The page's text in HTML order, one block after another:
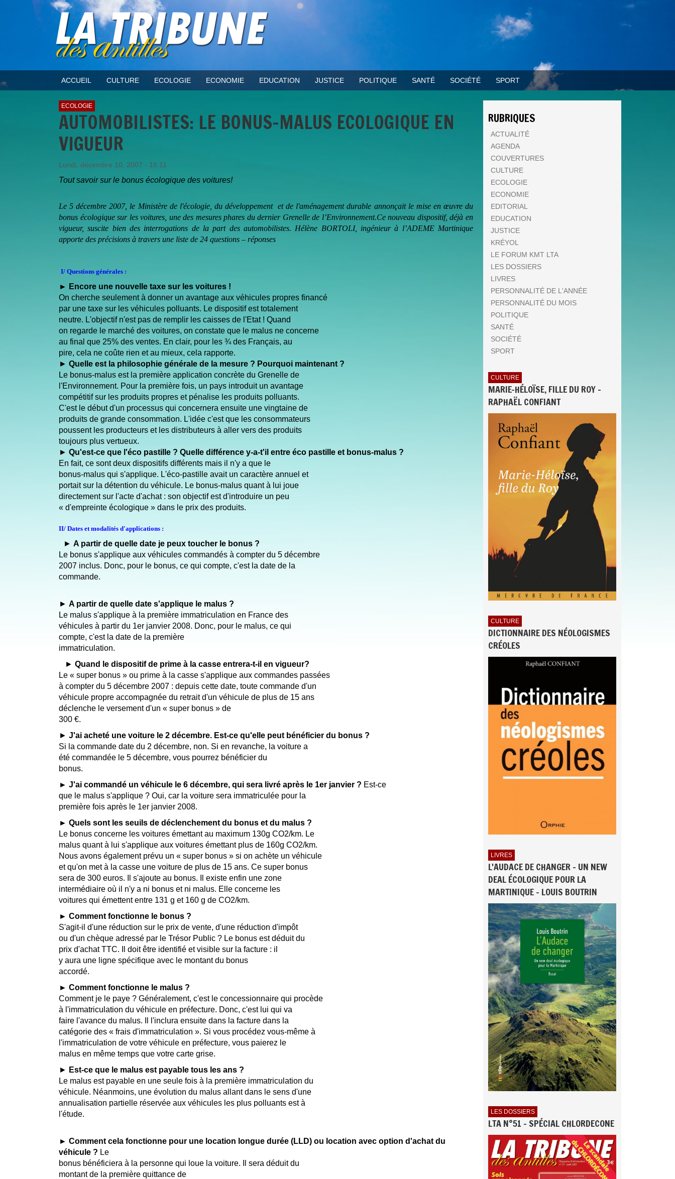
ACCUEIL CULTURE ECOLOGIE ECONOMIE EDUCATION JUSTICE POLITIQUE SANTÉ SOCIÉTÉ SPORT
ECOLOGIE
AUTOMOBILISTES: LE BONUS-MALUS ECOLOGIQUE EN
VIGUEUR
Lundi, décembre 10, 2007 - 16:11
Tout savoir sur le bonus écologique des voitures!
Le 5 décembre 2007, le Ministère de l'écologie, du développement et de l'aménagement durable annonçait le mise en œuvre du
bonus écologique sur les voitures, une des mesures phares du dernier Grenelle de l’Environnement.Ce nouveau dispositif, déjà en
vigueur, suscite bien des interrogations de la part des automobilistes. Hélène BORTOLI, ingénieur à l’ADEME Martinique
apporte des précisions à travers une liste de 24 questions – réponses
I/ Questions générales :
► Encore une nouvelle taxe sur les voitures !
On cherche seulement à donner un avantage aux véhicules propres financé
par une taxe sur les véhicules polluants. Le dispositif est totalement
neutre. L'objectif n'est pas de remplir les caisses de l'Etat ! Quand
on regarde le marché des voitures, on constate que le malus ne concerne
au final que 25% des ventes. En clair, pour les ¾ des Français, au
pire, cela ne coûte rien et au mieux, cela rapporte.
► Quelle est la philosophie générale de la mesure ? Pourquoi maintenant ?
Le bonus-malus est la première application concrète du Grenelle de
l'Environnement. Pour la première fois, un pays introduit un avantage
compétitif sur les produits propres et pénalise les produits polluants.
C'est le début d'un processus qui concernera ensuite une vingtaine de
produits de grande consommation. L'idée c'est que les consommateurs
poussent les producteurs et les distributeurs à aller vers des produits
toujours plus vertueux.
► Qu'est-ce que l'éco pastille ? Quelle différence y-a-t'il entre éco pastille et bonus-malus ?
En fait, ce sont deux dispositifs différents mais il n'y a que le
bonus-malus qui s'applique. L'éco-pastille avait un caractère annuel et
portait sur la détention du véhicule. Le bonus-malus quant à lui joue
directement sur l'acte d'achat : son objectif est d'introduire un peu
« d'empreinte écologique » dans le prix des produits.
II/ Dates et modalités d'applications :
► A partir de quelle date je peux toucher le bonus ?
Le bonus s'applique aux véhicules commandés à compter du 5 décembre
2007 inclus. Donc, pour le bonus, ce qui compte, c'est la date de la
commande.
► A partir de quelle date s'applique le malus ?
Le malus s'applique à la première immatriculation en France des
véhicules à partir du 1er janvier 2008. Donc, pour le malus, ce qui
compte, c'est la date de la première
immatriculation.
► Quand le dispositif de prime à la casse entrera-t-il en vigueur?
Le « super bonus » ou prime à la casse s'applique aux commandes passées
à compter du 5 décembre 2007 : depuis cette date, toute commande d'un
véhicule propre accompagnée du retrait d'un véhicule de plus de 15 ans
déclenche le versement d'un « super bonus » de
300 €.
► J'ai acheté une voiture le 2 décembre. Est-ce qu'elle peut bénéficier du bonus ?
Si la commande date du 2 décembre, non. Si en revanche, la voiture a
été commandée le 5 décembre, vous pourrez bénéficier du
bonus.
► J'ai commandé un véhicule le 6 décembre, qui sera livré après le 1er janvier ? Est-ce
que le malus s'applique ? Oui, car la voiture sera immatriculée pour la
première fois après le 1er janvier 2008.
► Quels sont les seuils de déclenchement du bonus et du malus ?
Le bonus concerne les voitures émettant au maximum 130g CO2/km. Le
malus quant à lui s'applique aux voitures émettant plus de 160g CO2/km.
Nous avons également prévu un « super bonus » si on achète un véhicule
et qu'on met à la casse une voiture de plus de 15 ans. Ce super bonus
sera de 300 euros. Il s'ajoute au bonus. Il existe enfin une zone
intermédiaire où il n'y a ni bonus et ni malus. Elle concerne les
voitures qui émettent entre 131 g et 160 g de CO2/km.
► Comment fonctionne le bonus ?
S'agit-il d'une réduction sur le prix de vente, d'une réduction d'impôt
ou d'un chèque adressé par le Trésor Public ? Le bonus est déduit du
prix d'achat TTC. Il doit être identifié et visible sur la facture : il
y aura une ligne spécifique avec le montant du bonus
accordé.
► Comment fonctionne le malus ?
Comment je le paye ? Généralement, c'est le concessionnaire qui procède
à l'immatriculation du véhicule en préfecture. Donc, c'est lui qui va
faire l'avance du malus. Il l'inclura ensuite dans la facture dans la
catégorie des « frais d'immatriculation ». Si vous procédez vous-même à
l'immatriculation de votre véhicule en préfecture, vous paierez le
malus en même temps que votre carte grise.
► Est-ce que le malus est payable tous les ans ?
Le malus est payable en une seule fois à la première immatriculation du
véhicule. Néanmoins, une évolution du malus allant dans le sens d'une
annualisation partielle réservée aux véhicules les plus polluants est à
l'étude.
► Comment cela fonctionne pour une location longue durée (LLD) ou location avec option d'achat du
véhicule ? Le
bonus bénéficiera à la personne qui loue la voiture. Il sera déduit du
montant de la première quittance de
RUBRIQUES
ACTUALITÉ
AGENDA
COUVERTURES
CULTURE
ECOLOGIE
ECONOMIE
EDITORIAL
EDUCATION
JUSTICE
KRÉYOL
LE FORUM KMT LTA
LES DOSSIERS
LIVRES
PERSONNALITÉ DE L'ANNÉE
PERSONNALITÉ DU MOIS
POLITIQUE
SANTÉ
SOCIÉTÉ
SPORT
CULTURE
MARIE-HÉLOÏSE, FILLE DU ROY -
RAPHAËL CONFIANT
CULTURE
DICTIONNAIRE DES NÉOLOGISMES
CRÉOLES
LIVRES
L'AUDACE DE CHANGER - UN NEW
DEAL ÉCOLOGIQUE POUR LA
MARTINIQUE - LOUIS BOUTRIN
LES DOSSIERS
LTA N°51 - SPÉCIAL CHLORDECONE